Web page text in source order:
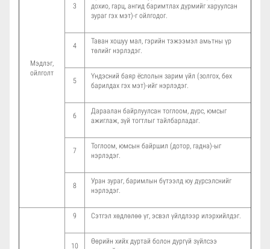
Мэдлэг,
ойлголт
3
дохио, гарц, ангид баримтлах дүрмийг харуулсан
зураг гэх мэт)-г ойлгодог.
4
Таван хошуу мал, гэрийн тэжээмэл амьтны үр
төлийг нэрлэдэг.
5
Үндэсний баяр ёслолын зарим үйл (золгох, бөх
барилдах гэх мэт)-ийг нэрлэдэг.
6
Дараалан байрлуулсан тоглоом, дүрс, юмсыг
ажиглаж, зүй тогтлыг тайлбарладаг.
7
Тоглоом, юмсын байршил (дотор, гадна)-ыг
нэрлэдэг.
8
Уран зураг, баримлын бүтээлд юу дүрсэлснийг
нэрлэдэг.
9 Сэтгэл хөдлөлөө үг, эсвэл үйлдлээр илэрхийлдэг.
10
Өөрийн хийх дуртай болон дургүй зүйлсээ